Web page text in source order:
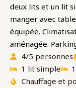
deux lits et un lit
manger avec
équipée.
aménagée.
4/5 personnes
1 lit simple
Chauffage et